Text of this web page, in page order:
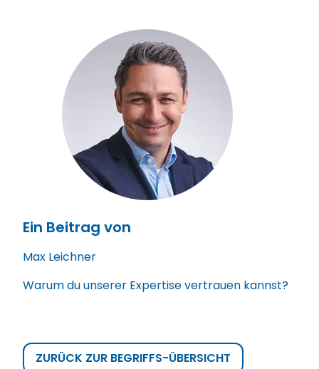
Ein Beitrag von
Max Leichner
Warum du unserer Expertise vertrauen kannst?
ZURÜCK ZUR BEGRIFFS-ÜBERSICHT